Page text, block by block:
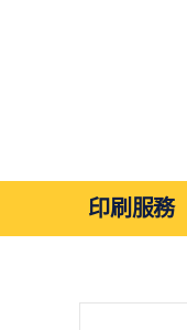
印刷服務